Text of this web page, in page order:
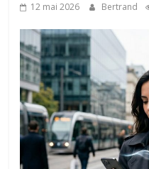
12 mai 2026 Bertrand